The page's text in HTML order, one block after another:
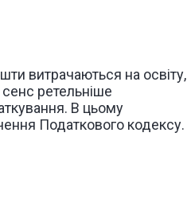
витрачаються на освіту,
ретельніше
В цьому
Податкового кодексу.